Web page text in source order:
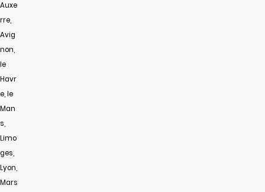
Auxe
rre,
Avig
non,
le
Havr
e, le
Man
s,
Limo
ges,
Lyon,
Mars